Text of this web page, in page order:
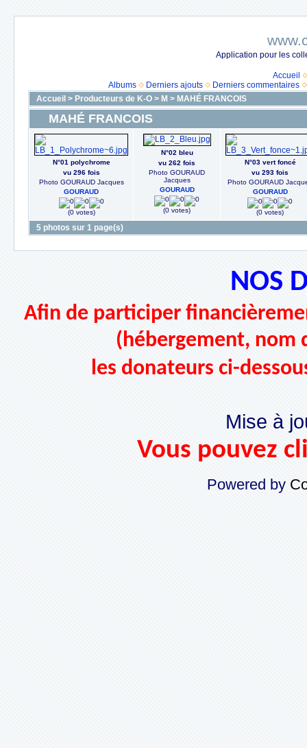
Application pour les
Accueil
Albums
Derniers ajouts
Derniers commentaires
Accueil > Producteurs de K-O > M > MAHÉ FRANCOIS
MAHÉ FRANCOIS
N°01 polychrome
vu 296 fois
Photo GOURAUD Jacques
GOURAUD
(0 votes)
N°02 bleu
vu 262 fois
Photo GOURAUD
Jacques
GOURAUD
(0 votes)
N°03 vert foncé
vu 293 fois
Photo GOURAUD
GOURAUD
(0 votes)
5 photos sur 1 page(s)
NOS
Afin de participer
(hébergement,
les donateurs ci-
Mise à
Vous pouvez
Powered by